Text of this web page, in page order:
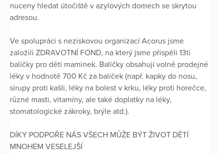
nuceny hledat útočiště v azylových domech se skrytou
adresou.
Ve spolupráci s neziskovou organizací Acorus jsme
založili ZDRAVOTNÍ FOND, na který jsme přispěli 13ti
balíčky pro děti maminek. Balíčky obsahují volně prodejné
léky v hodnotě 700 Kč za balíček (např. kapky do nosu,
sirupy proti kašli, léky na bolest v krku, léky proti horečce,
různé masti, vitamíny, ale také doplatky na léky,
stomatologické zákroky, brýle atd.).
DÍKY PODPOŘE NÁS VŠECH MŮŽE BÝT ŽIVOT DĚTÍ
MNOHEM VESELEJŠÍ